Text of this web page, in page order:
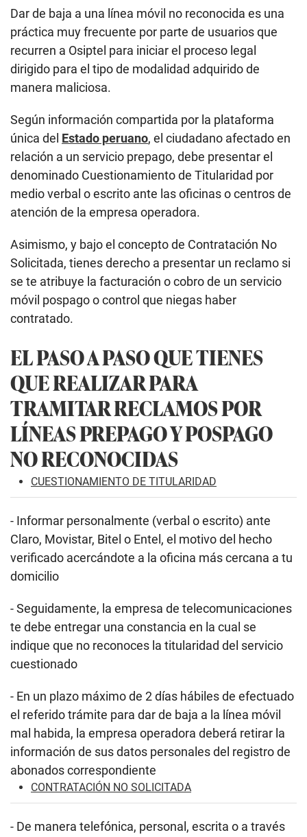
Dar de baja a una línea móvil no reconocida es una
práctica muy frecuente por parte de usuarios que
recurren a Osiptel para iniciar el proceso legal
dirigido para el tipo de modalidad adquirido de
manera maliciosa.
Según información compartida por la plataforma
única del Estado peruano, el ciudadano afectado en
relación a un servicio prepago, debe presentar el
denominado Cuestionamiento de Titularidad por
medio verbal o escrito ante las oficinas o centros de
atención de la empresa operadora.
Asimismo, y bajo el concepto de Contratación No
Solicitada, tienes derecho a presentar un reclamo si
se te atribuye la facturación o cobro de un servicio
móvil pospago o control que niegas haber
contratado.
EL PASO A PASO QUE TIENES
QUE REALIZAR PARA
TRAMITAR RECLAMOS POR
LÍNEAS PREPAGO Y POSPAGO
NO RECONOCIDAS
CUESTIONAMIENTO DE TITULARIDAD
- Informar personalmente (verbal o escrito) ante
Claro, Movistar, Bitel o Entel, el motivo del hecho
verificado acercándote a la oficina más cercana a tu
domicilio
- Seguidamente, la empresa de telecomunicaciones
te debe entregar una constancia en la cual se
indique que no reconoces la titularidad del servicio
cuestionado
- En un plazo máximo de 2 días hábiles de efectuado
el referido trámite para dar de baja a la línea móvil
mal habida, la empresa operadora deberá retirar la
información de sus datos personales del registro de
abonados correspondiente
CONTRATACIÓN NO SOLICITADA
- De manera telefónica, personal, escrita o a través